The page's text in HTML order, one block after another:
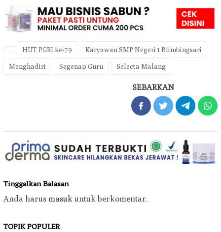
HUT PGRI ke-79 Karyawan SMP Negeri 1 Blimbingsari
Menghadiri Segenap Guru Selecta Malang
SEBARKAN
Tinggalkan Balasan
Anda harus masuk untuk berkomentar.
TOPIK POPULER